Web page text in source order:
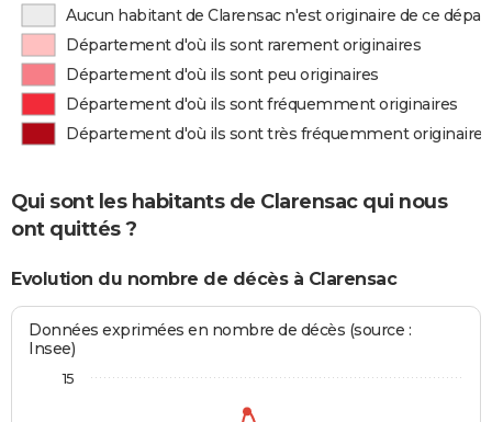
Aucun habitant de Clarensac n'est originaire de ce
Département d'où ils sont rarement originaires
Département d'où ils sont peu originaires
Département d'où ils sont fréquemment originaires
Département d'où ils sont très fréquemment originaires
Qui sont les habitants de Clarensac qui nous
ont quittés ?
Evolution du nombre de décès à Clarensac
Données exprimées en nombre de décès (source :
Insee)
15